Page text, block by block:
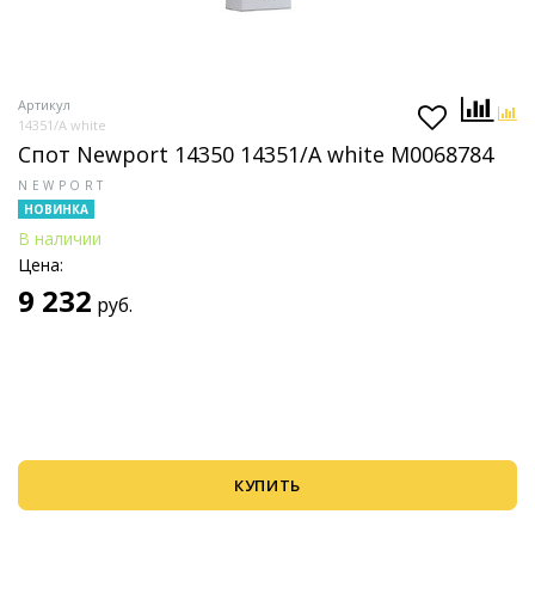
Артикул
14351/A white
Спот Newport 14350 14351/A white М0068784
NEWPORT
НОВИНКА
В наличии
Цена:
9 232 руб.
КУПИТЬ